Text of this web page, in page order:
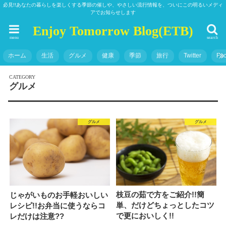
必見!!あなたの暮らしを楽しくする季節の催しや、やさしい流行情報を、ついにこの明るいメディ
アでお知らせします
Enjoy Tomorrow Blog(ETB) search
menu
ホーム 生活 グルメ 健康 季節 旅行 Twitter
グルメ
グルメ
じゃがいものお手軽おいしい
レシピ!!お弁当に使うならコ
レだけは注意??
グルメ
枝豆の茹で方をご紹介!!簡
単、だけどちょっとしたコツ
で更においしく!!